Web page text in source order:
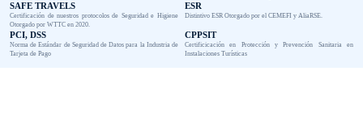
SAFE TRAVELS
Certificación de nuestros protocolos de Seguridad e Higiene
Otorgado por WTTC en 2020.
ESR
Distintivo ESR Otorgado por el CEMEFI y AliaRSE.
PCI, DSS
Norma de Estándar de Seguridad de Datos para la Industria de
Tarjeta de Pago
CPPSIT
Certificicación en Protección y Prevención Sanitaria en
Instalaciones Turísticas